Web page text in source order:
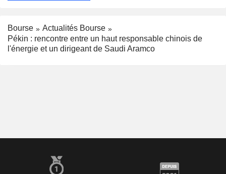
Bourse
Actualités Bourse
Pékin : rencontre entre un haut responsable chinois de
l'énergie et un dirigeant de Saudi Aramco